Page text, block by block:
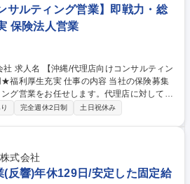
サルティング営業】即戦力・総
保険法人営業
ィン
事の内容 当社の保険募集
グ営業をお任せします。代理店に対して育
行い、代理店の経営をサポートいただきま
強会等)(3)代理店の経営支援(経営計画の策
マーケット動向及び消費者ニーズの分析、
理店の新規開拓業務（目安：年2件程度 各代
しながら開拓活動を行っています）※個人顧
完全週休2日制 土日祝休み
式会社
(反響)年休129日/安定した固定給